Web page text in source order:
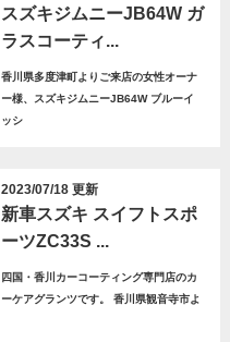
スズキジムニーJB64W ガ
ラスコーティ...
香川県多度津町よりご来店の女性オーナ
ー様、スズキジムニーJB64W ブルーイ
ッシ
2023/07/18 更新
新車スズキ スイフトスポ
ーツZC33S ...
四国・香川カーコーティング専門店のカ
ーケアグランツです。 香川県観音寺市よ